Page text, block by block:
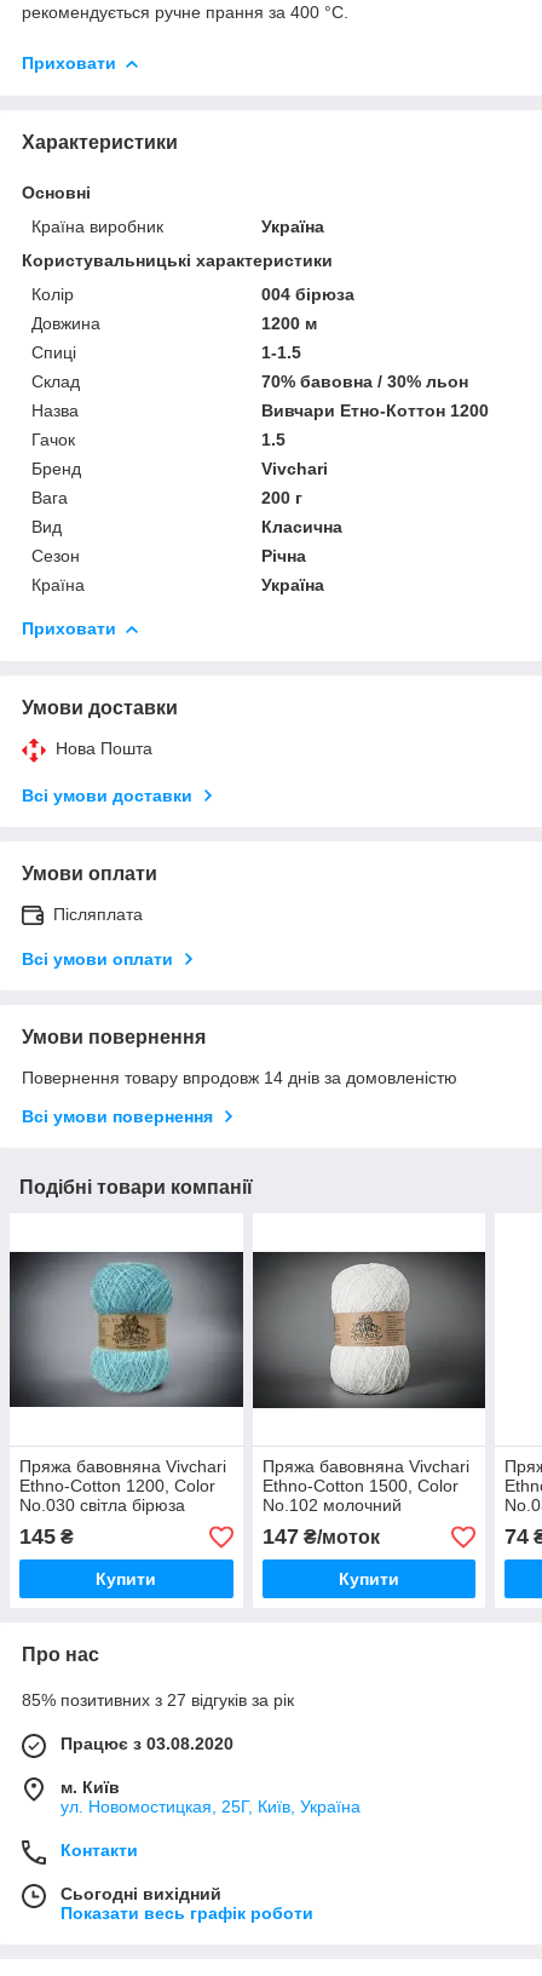
рекомендується ручне прання за 400 °C.
Приховати
Характеристики
Основні
Країна виробник
Україна
Користувальницькі характеристики
Колір
004 бірюза
Довжина
1200 м
Спиці
1-1.5
Склад
70% бавовна / 30% льон
Назва
Вивчари Етно-Коттон 1200
Гачок
1.5
Бренд
Vivchari
Вага
200 г
Вид
Класична
Сезон
Річна
Країна
Україна
Приховати
Умови доставки
Нова Пошта
Всі умови доставки
Умови оплати
Післяплата
Всі умови оплати
Умови повернення
Повернення товару впродовж 14 днів за домовленістю
Всі умови повернення
Подібні товари компанії
Пряжа бавовняна Vivchari
Ethno-Cotton 1200, Color
No.030 світла бірюза
145 ₴
Купити
Пряжа бавовняна Vivchari
Ethno-Cotton 1500, Color
No.102 молочний
147₴/моток
Купити
74
Про нас
85% позитивних з 27 відгуків за рік
Працює з 03.08.2020
м. Київ
ул. Новомостицкая, 25Г, Київ, Україна
Контакти
Сьогодні вихідний
Показати весь графік роботи